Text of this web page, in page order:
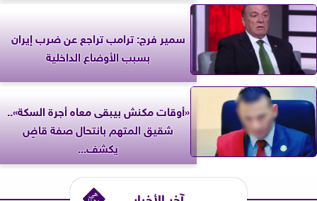
سمير فرج: ترامب تراجع عن ضرب إيران
بسبب الأوضاع الداخلية
«أوقات مكنش بيبقى معاه أجرة السكة»..
شقيق المتهم بانتحال صفة قاضٍ
يكشف...